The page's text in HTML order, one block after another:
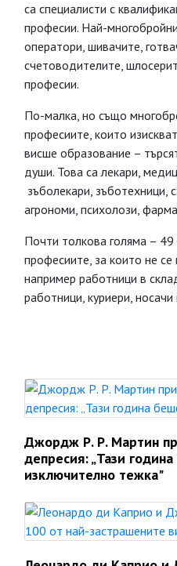
са специалисти с
професии. Най-
оператори, шивачите,
счетоводителите,
професии.
По-малка, но също
професиите, които
висше образование –
души. Това са лекари,
зъболекари, зъботехници,
агрономи, психолози,
Почти толкова голяма – 49
професиите, за които не се
например работници в
работници, куриери, носачи
Джордж Р. Р. Мартин
депресия: „Тази
изключително тежка"